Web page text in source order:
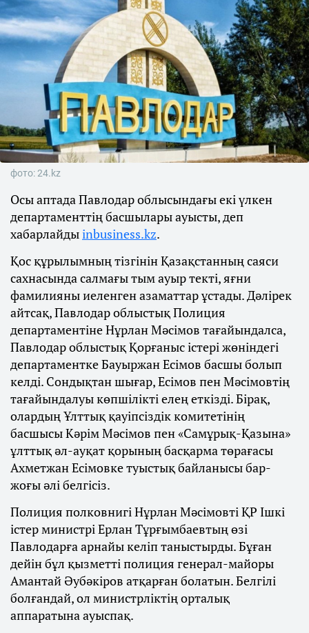
фото: 24.kz
Осы аптада Павлодар облысындағы екі үлкен
департаменттің басшылары ауысты, деп
хабарлайдыinbusiness.kz.
Қос құрылымның тізгінін Қазақстанның саяси
сахнасында салмағы тым ауыр текті, яғни
фамилияны иеленген азаматтар ұстады. Дәлірек
айтсақ, Павлодар облыстық Полиция
департаментіне Нұрлан Мәсімов тағайындалса,
Павлодар облыстық Қорғаныс істері жөніндегі
департаментке Бауыржан Есімов басшы болып
келді. Сондықтан шығар, Есімов пен Мәсімовтің
тағайындалуы көпшілікті елең еткізді. Бірақ,
олардың Ұлттық қауіпсіздік комитетінің
басшысы Кәрім Мәсімов пен «Самұрық-Қазына»
ұлттық әл-ауқат қорының басқарма төрағасы
Ахметжан Есімовке туыстық байланысы бар-
жоғы әлі белгісіз.
Полиция полковнигі Нұрлан Мәсімовті ҚР Ішкі
істер министрі Ерлан Тұрғымбаевтың өзі
Павлодарға арнайы келіп таныстырды. Бұған
дейін бұл қызметті полиция генерал-майоры
Амантай Әубәкіров атқарған болатын. Белгілі
болғандай, ол министрліктің орталық
аппаратына ауыспақ.